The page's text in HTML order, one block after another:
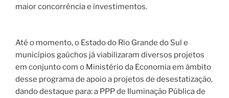
maior concorrência e investimentos.
Até o momento, o Estado do Rio Grande do Sul e
municípios gaúchos já viabilizaram diversos projetos
em conjunto com o Ministério da Economia em âmbito
desse programa de apoio a projetos de desestatização,
dando destaque para: a PPP de Iluminação Pública de